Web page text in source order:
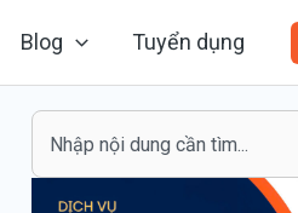
Blog Tuyển dụng